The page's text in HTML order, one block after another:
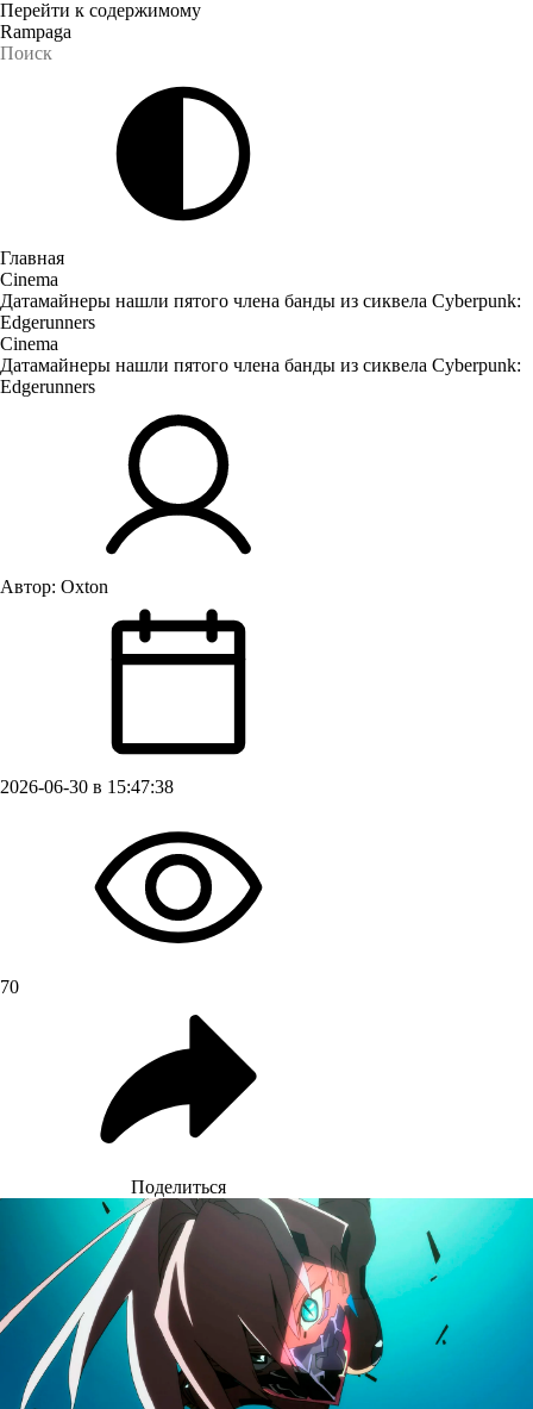
Перейти к содержимому
Rampaga
Главная
Cinema
Датамайнеры нашли пятого члена банды из сиквела Cyberpunk:
Edgerunners
Cinema
Датамайнеры нашли пятого члена банды из сиквела Cyberpunk:
Edgerunners
Автор: Oxton
2026-06-30 в 15:47:38
70
Поделиться